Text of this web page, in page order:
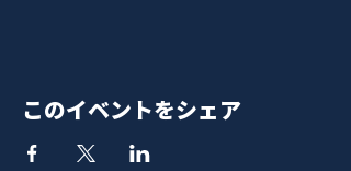
このイベントをシェア